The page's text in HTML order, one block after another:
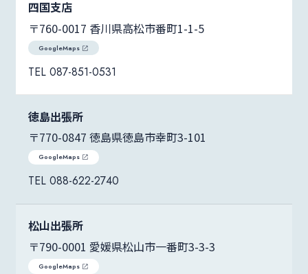
四国支店
〒760-0017 香川県高松市番町1-1-5
GoogleMaps
087-851-0531
徳島出張所
〒770-0847 徳島県徳島市幸町3-101
GoogleMaps
088-622-2740
松山出張所
〒790-0001 愛媛県松山市一番町3-3-3
GoogleMaps